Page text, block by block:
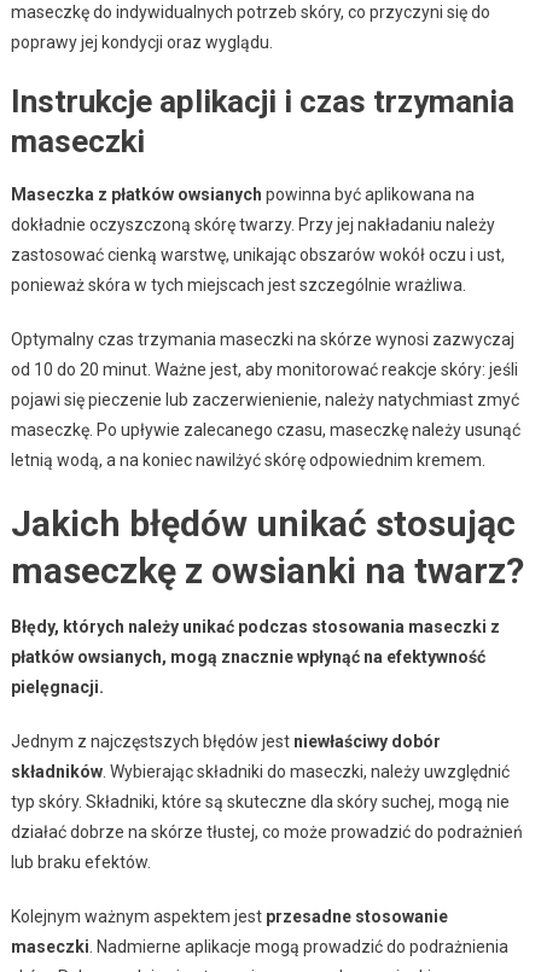
maseczkę do indywidualnych potrzeb skóry, co przyczyni się do
poprawy jej kondycji oraz wyglądu.
Instrukcje aplikacji i czas trzymania
maseczki
Maseczka z płatków owsianych powinna być aplikowana na
dokładnie oczyszczoną skórę twarzy. Przy jej nakładaniu należy
zastosować cienką warstwę, unikając obszarów wokół oczu i ust,
ponieważ skóra w tych miejscach jest szczególnie wrażliwa.
Optymalny czas trzymania maseczki na skórze wynosi zazwyczaj
od 10 do 20 minut. Ważne jest, aby monitorować reakcje skóry: jeśli
pojawi się pieczenie lub zaczerwienienie, należy natychmiast zmyć
maseczkę. Po upływie zalecanego czasu, maseczkę należy usunąć
letnią wodą, a na koniec nawilżyć skórę odpowiednim kremem.
Jakich błędów unikać stosując
maseczkę z owsianki na twarz?
Błędy, których należy unikać podczas stosowania maseczki z
płatków owsianych, mogą znacznie wpłynąć na efektywność
pielęgnacji.
Jednym z najczęstszych błędów jest niewłaściwy dobór
składników. Wybierając składniki do maseczki, należy uwzględnić
typ skóry. Składniki, które są skuteczne dla skóry suchej, mogą nie
działać dobrze na skórze tłustej, co może prowadzić do podrażnień
lub braku efektów.
Kolejnym ważnym aspektem jest przesadne stosowanie
maseczki . Nadmierne aplikacje mogą prowadzić do podrażnienia